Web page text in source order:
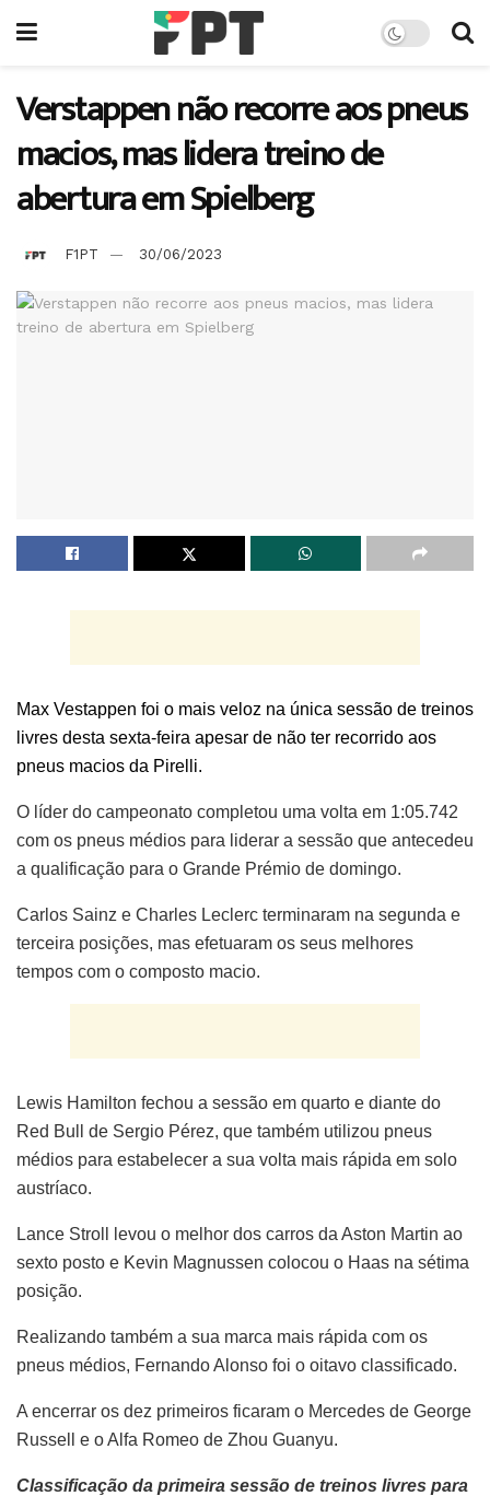
Verstappen não recorre aos pneus
macios, mas lidera treino de
abertura em Spielberg
F1PT 30/06/2023
Max Vestappen foi o mais veloz na única sessão de treinos
livres desta sexta-feira apesar de não ter recorrido aos
pneus macios da Pirelli.
O líder do campeonato completou uma volta em 1:05.742
com os pneus médios para liderar a sessão que antecedeu
a qualificação para o Grande Prémio de domingo.
Carlos Sainz e Charles Leclerc terminaram na segunda e
terceira posições, mas efetuaram os seus melhores
tempos com o composto macio.
Lewis Hamilton fechou a sessão em quarto e diante do
Red Bull de Sergio Pérez, que também utilizou pneus
médios para estabelecer a sua volta mais rápida em solo
austríaco.
Lance Stroll levou o melhor dos carros da Aston Martin ao
sexto posto e Kevin Magnussen colocou o Haas na sétima
posição.
Realizando também a sua marca mais rápida com os
pneus médios, Fernando Alonso foi o oitavo classificado.
A encerrar os dez primeiros ficaram o Mercedes de George
Russell e o Alfa Romeo de Zhou Guanyu.
Classificação da primeira sessão de treinos livres para